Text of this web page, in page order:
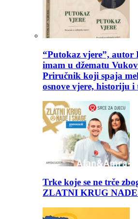
“Putokaz vjere”, autor
imam u džematu
Priručnik koji spaja
osnove vjere, historiju
Trke koje se ne trče
ZLATNI KRUG